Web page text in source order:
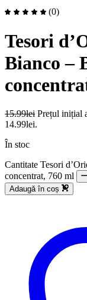
(0)
Tesori
Bianco –
15.99lei Prețul inițial
14.99lei.
În stoc
Cantitate Tesori
concentrat, 760 ml
Adaugă în coș